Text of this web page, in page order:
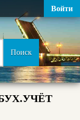
Войти